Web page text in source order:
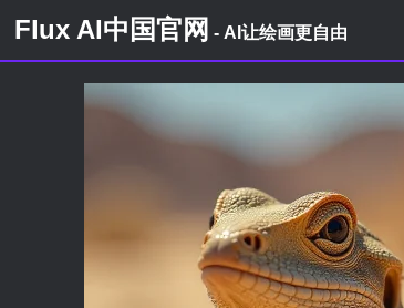
Flux AI中国官网 - AI让绘画更自由